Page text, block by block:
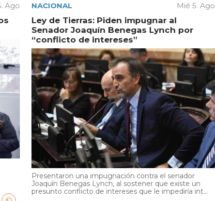
Ago NACIONAL Mié 5. Ago
Ley de Tierras: Piden impugnar al
Senador Joaquín Benegas Lynch por
“conflicto de intereses”
Presentaron una impugnación contra el senador
Joaquín Benegas Lynch, al sostener que existe un
presunto conflicto de intereses que le impediría int...